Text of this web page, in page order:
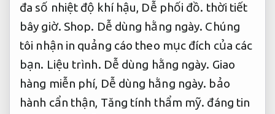
đa số nhiệt độ khí hậu, Dễ phối đồ. thời tiết
bây giờ. Shop. Dễ dùng hằng ngày. Chúng
tôi nhận in quảng cáo theo mục đích của các
bạn. Liệu trình. Dễ dùng hằng ngày. Giao
hàng miễn phí, Dễ dùng hằng ngày. bảo
hành cẩn thận, Tăng tính thẩm mỹ. đáng tin